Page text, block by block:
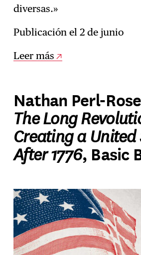
diversas.»
Publicación el 2 de junio
Leer más
Nathan Perl-
The Long
Creating a United
After 1776, Basic